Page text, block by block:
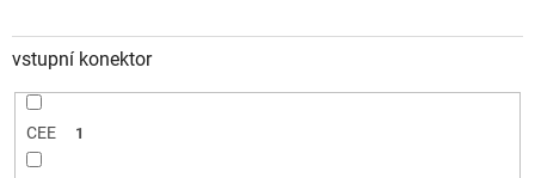
vstupní konektor
CEE 1